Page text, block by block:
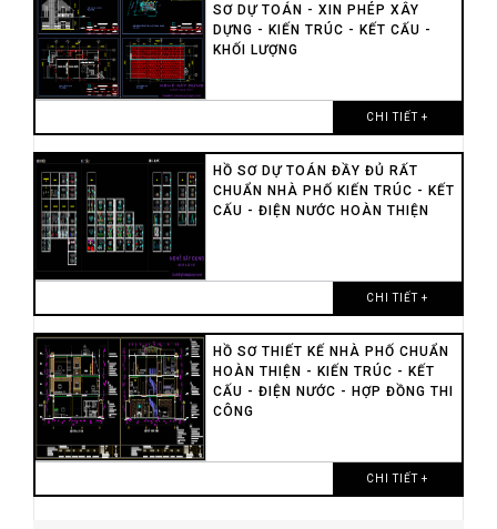
SƠ DỰ TOÁN - XIN PHÉP XÂY
DỰNG - KIẾN TRÚC - KẾT CẤU -
KHỐI LƯỢNG
CHI TIẾT +
HỒ SƠ DỰ TOÁN ĐẦY ĐỦ RẤT
CHUẨN NHÀ PHỐ KIẾN TRÚC - KẾT
CẤU - ĐIỆN NƯỚC HOÀN THIỆN
CHI TIẾT +
HỒ SƠ THIẾT KẾ NHÀ PHỐ CHUẨN
HOÀN THIỆN - KIẾN TRÚC - KẾT
CẤU - ĐIỆN NƯỚC - HỢP ĐỒNG THI
CÔNG
CHI TIẾT +